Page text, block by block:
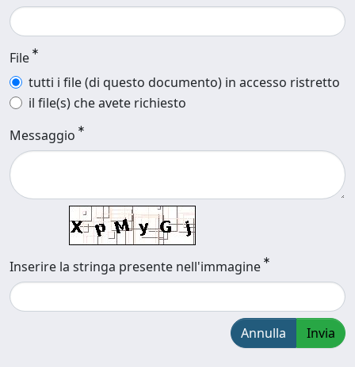
File
tutti i file (di questo documento) in accesso ristretto
il file(s) che avete richiesto
Messaggio
Inserire la stringa presente nell'immagine
Annulla Invia